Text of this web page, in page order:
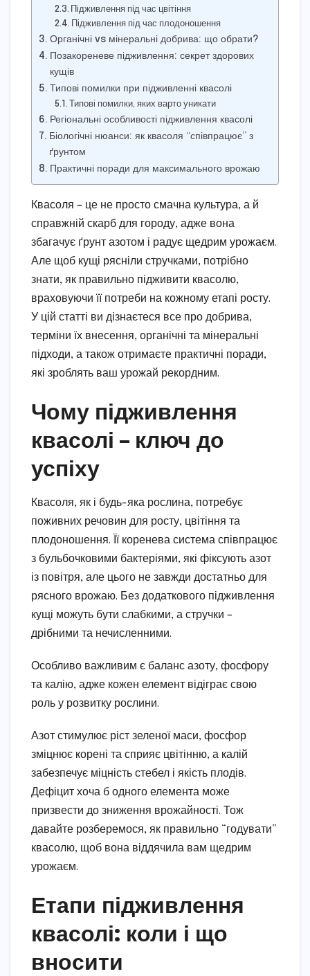
Підживлення під час цвітіння
Підживлення під час плодоношення
Органічні vs мінеральні добрива: що обрати?
Позакореневе підживлення: секрет здорових
кущів
Типові помилки при підживленні квасолі
Типові помилки, яких варто уникати
Регіональні особливості підживлення квасолі
Біологічні нюанси: як квасоля “співпрацює” з
ґрунтом
Практичні поради для максимального врожаю
Квасоля – це не просто смачна культура, а й
справжній скарб для городу, адже вона
збагачує ґрунт азотом і радує щедрим урожаєм.
Але щоб кущі рясніли стручками, потрібно
знати, як правильно підживити квасолю,
враховуючи її потреби на кожному етапі росту.
У цій статті ви дізнаєтеся все про добрива,
терміни їх внесення, органічні та мінеральні
підходи, а також отримаєте практичні поради,
які зроблять ваш урожай рекордним.
Чому підживлення
квасолі – ключ до
успіху
Квасоля, як і будь-яка рослина, потребує
поживних речовин для росту, цвітіння та
плодоношення. Її коренева система співпрацює
з бульбочковими бактеріями, які фіксують азот
із повітря, але цього не завжди достатньо для
рясного врожаю. Без додаткового підживлення
кущі можуть бути слабкими, а стручки –
дрібними та нечисленними.
Особливо важливим є баланс азоту, фосфору
та калію, адже кожен елемент відіграє свою
роль у розвитку рослини.
Азот стимулює ріст зеленої маси, фосфор
зміцнює корені та сприяє цвітінню, а калій
забезпечує міцність стебел і якість плодів.
Дефіцит хоча б одного елемента може
призвести до зниження врожайності. Тож
давайте розберемося, як правильно “годувати”
квасолю, щоб вона віддячила вам щедрим
урожаєм.
Етапи підживлення
квасолі: коли і що
вносити